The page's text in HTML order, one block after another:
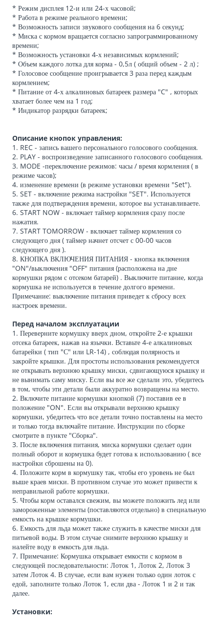
* Режим дисплея 12-и или 24-х часовой;
* Работа в режиме реального времени;
* Возможность записи звукового сообщения на 6 секунд;
* Миска с кормом вращается согласно запрограммированному
времени;
* Возможность установки 4-х независимых кормлений;
* Объем каждого лотка для корма - 0,5л ( общий объем - 2 л) ;
* Голосовое сообщение проигрывается 3 раза перед каждым
кормлением;
* Питание от 4-х алкалиновых батареек размера "C" , которых
хватает более чем на 1 год;
* Индикатор разрядки батареек;
Описание кнопок управления:
1. REC - запись вашего персонального голосового сообщения.
2. PLAY - воспроизведение записанного голосового сообщения.
3. MODE -переключение режимов: часы / время кормления ( в
режиме часов);
4. изменение времени (в режиме установки времени "Set").
5. SET - включение режима настройки "SET". Используется
также для подтверждения времени, которое вы устанавливаете.
6. START NOW - включает таймер кормления сразу после
нажатия.
7. START TOMORROW - включает таймер кормления со
следующего дня ( таймер начнет отсчет с 00-00 часов
следующего дня ).
8. КНОПКА ВКЛЮЧЕНИЯ ПИТАНИЯ - кнопка включения
"ON"/выключения "OFF" питания (расположена на дне
кормушки рядом с отсеком батарей) . Выключите питание, когда
кормушка не используется в течение долгого времени.
Примечание: выключение питания приведет к сбросу всех
настроек времени.
Перед началом эксплуатации
1. Переверните кормушку вверх дном, откройте 2-е крышки
отсека батареек, нажав на язычки. Вставьте 4-е алкалиновых
батарейки ( тип "С" или LR-14) , соблюдая полярность и
закройте крышки. Для простоты использования рекомендуется
не открывать верхнюю крышку миски, сдвигающуюся крышку и
не вынимать саму миску. Если вы все же сделали это, убедитесь
в том, чтобы эти детали были аккуратно возвращены на место.
2. Включите питание кормушки кнопкой (7) поставив ее в
положение "ON". Если вы открывали верхнюю крышку
кормушки, убедитесь что все детали точно поставлены на место
и только тогда включайте питание. Инструкции по сборке
смотрите в пункте "Сборка".
3. После включения питания, миска кормушки сделает один
полный оборот и кормушка будет готова к использованию ( все
настройки сброшены на 0).
4. Положите корм в кормушку так, чтобы его уровень не был
выше краев миски. В противном случае это может привести к
неправильной работе кормушки.
5. Чтобы корм оставался свежим, вы можете положить лед или
замороженные элементы (поставляются отдельно) в специальную
емкость на крышке кормушки.
6. Емкость для льда может также служить в качестве миски для
питьевой воды. В этом случае снимите верхнюю крышку и
налейте воду в емкость для льда.
7. Примечание: Кормушка открывает емкости с кормом в
следующей последовательности: Лоток 1, Лоток 2, Лоток 3
затем Лоток 4. В случае, если вам нужен только один лоток с
едой, заполните только Лоток 1, если два - Лоток 1 и 2 и так
далее.
Установки: